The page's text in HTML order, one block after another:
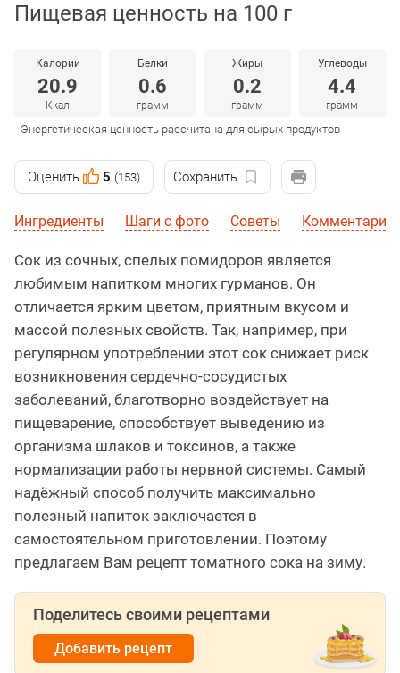
Пищевая ценность на 100 г
Калории
20.9
Ккал
Белки
0.6
грамм
Жиры
0.2
грамм
Углеводы
4.4
грамм
Энергетическая ценность рассчитана для сырых продуктов
Оценить 5 (153) Сохранить
Ингредиенты Шаги с фото Советы Комментарии
Сок из сочных, спелых помидоров является
любимым напитком многих гурманов. Он
отличается ярким цветом, приятным вкусом и
массой полезных свойств. Так, например, при
регулярном употреблении этот сок снижает риск
возникновения сердечно-сосудистых
заболеваний, благотворно воздействует на
пищеварение, способствует выведению из
организма шлаков и токсинов, а также
нормализации работы нервной системы. Самый
надёжный способ получить максимально
полезный напиток заключается в
самостоятельном приготовлении. Поэтому
предлагаем Вам рецепт томатного сока на зиму.
Поделитесь своими рецептами
Добавить рецепт